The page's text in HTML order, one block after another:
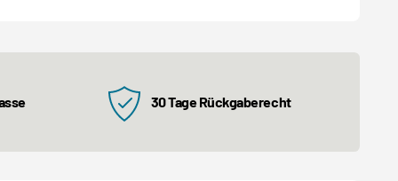
30 Tage Rückgaberecht